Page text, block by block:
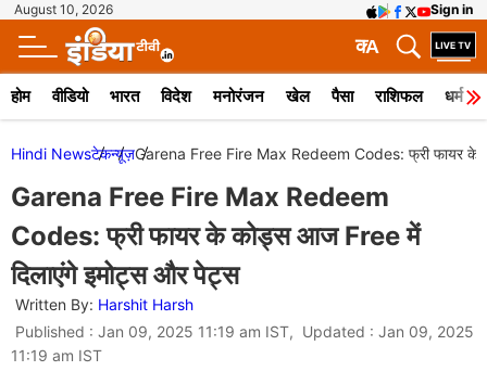
August 10, 2026 Sign in
A
क
होम वीडियो भारत विदेश मनोरंजन खेल पैसा राशिफल धर्म
Hindi Newsटेकन्यूज़Garena Free Fire Max Redeem Codes: फ्री फायर के
Garena Free Fire Max Redeem
Codes: फ्री फायर के कोड्स आज Free में
दिलाएंगे इमोट्स और पेट्स
Written By: Harshit Harsh
Published : Jan 09, 2025 11:19 am IST, Updated : Jan 09, 2025
11:19 am IST